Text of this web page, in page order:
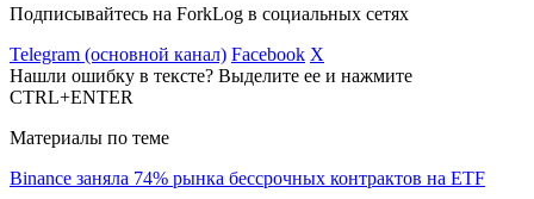
Подписывайтесь на ForkLog в социальных сетях
Telegram (основной канал) Facebook X
Нашли ошибку в тексте? Выделите ее и нажмите
CTRL+ENTER
Материалы по теме
Binance заняла 74% рынка бессрочных контрактов на ETF